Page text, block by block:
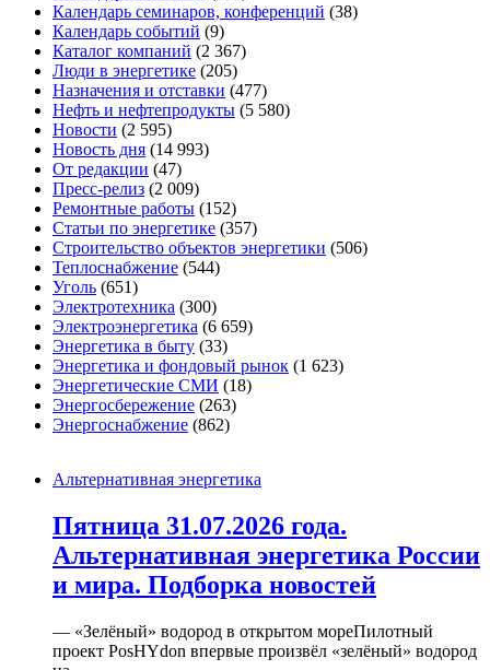
Календарь семинаров, конференций (38)
Календарь событий (9)
Каталог компаний (2 367)
Люди в энергетике (205)
Назначения и отставки (477)
Нефть и нефтепродукты (5 580)
Новости (2 595)
Новость дня (14 993)
От редакции (47)
Пресс-релиз (2 009)
Ремонтные работы (152)
Статьи по энергетике (357)
Строительство объектов энергетики (506)
Теплоснабжение (544)
Уголь (651)
Электротехника (300)
Электроэнергетика (6 659)
Энергетика в быту (33)
Энергетика и фондовый рынок (1 623)
Энергетические СМИ (18)
Энергосбережение (263)
Энергоснабжение (862)
Альтернативная энергетика
Пятница 31.07.2026 года.
Альтернативная энергетика России
и мира. Подборка новостей
— «Зелёный» водород в открытом мореПилотный
проект PosHYdon впервые произвёл «зелёный» водород